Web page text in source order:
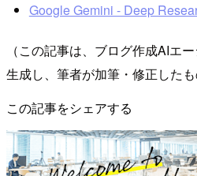
Google Gemini - Deep
（この記事は、ブログ作成AIエ
生成し、筆者が加筆・修正したも
この記事をシェアする